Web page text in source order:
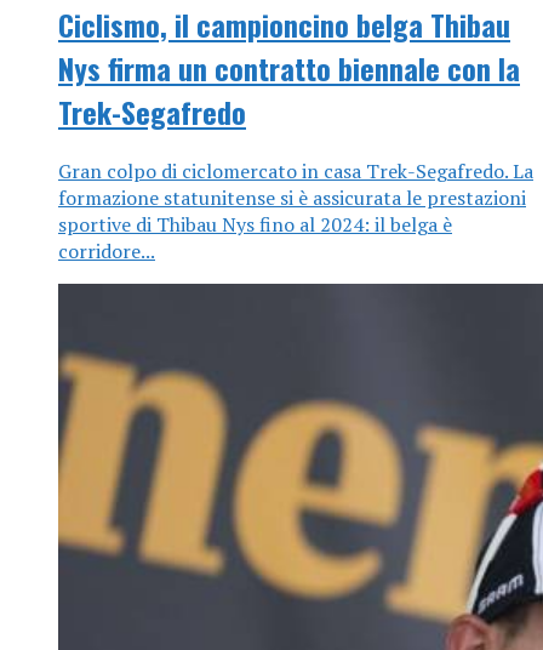
Ciclismo, il campioncino belga Thibau
Nys firma un contratto biennale con la
Trek-Segafredo
Gran colpo di ciclomercato in casa Trek-Segafredo. La
formazione statunitense si è assicurata le prestazioni
sportive di Thibau Nys fino al 2024: il belga è
corridore...